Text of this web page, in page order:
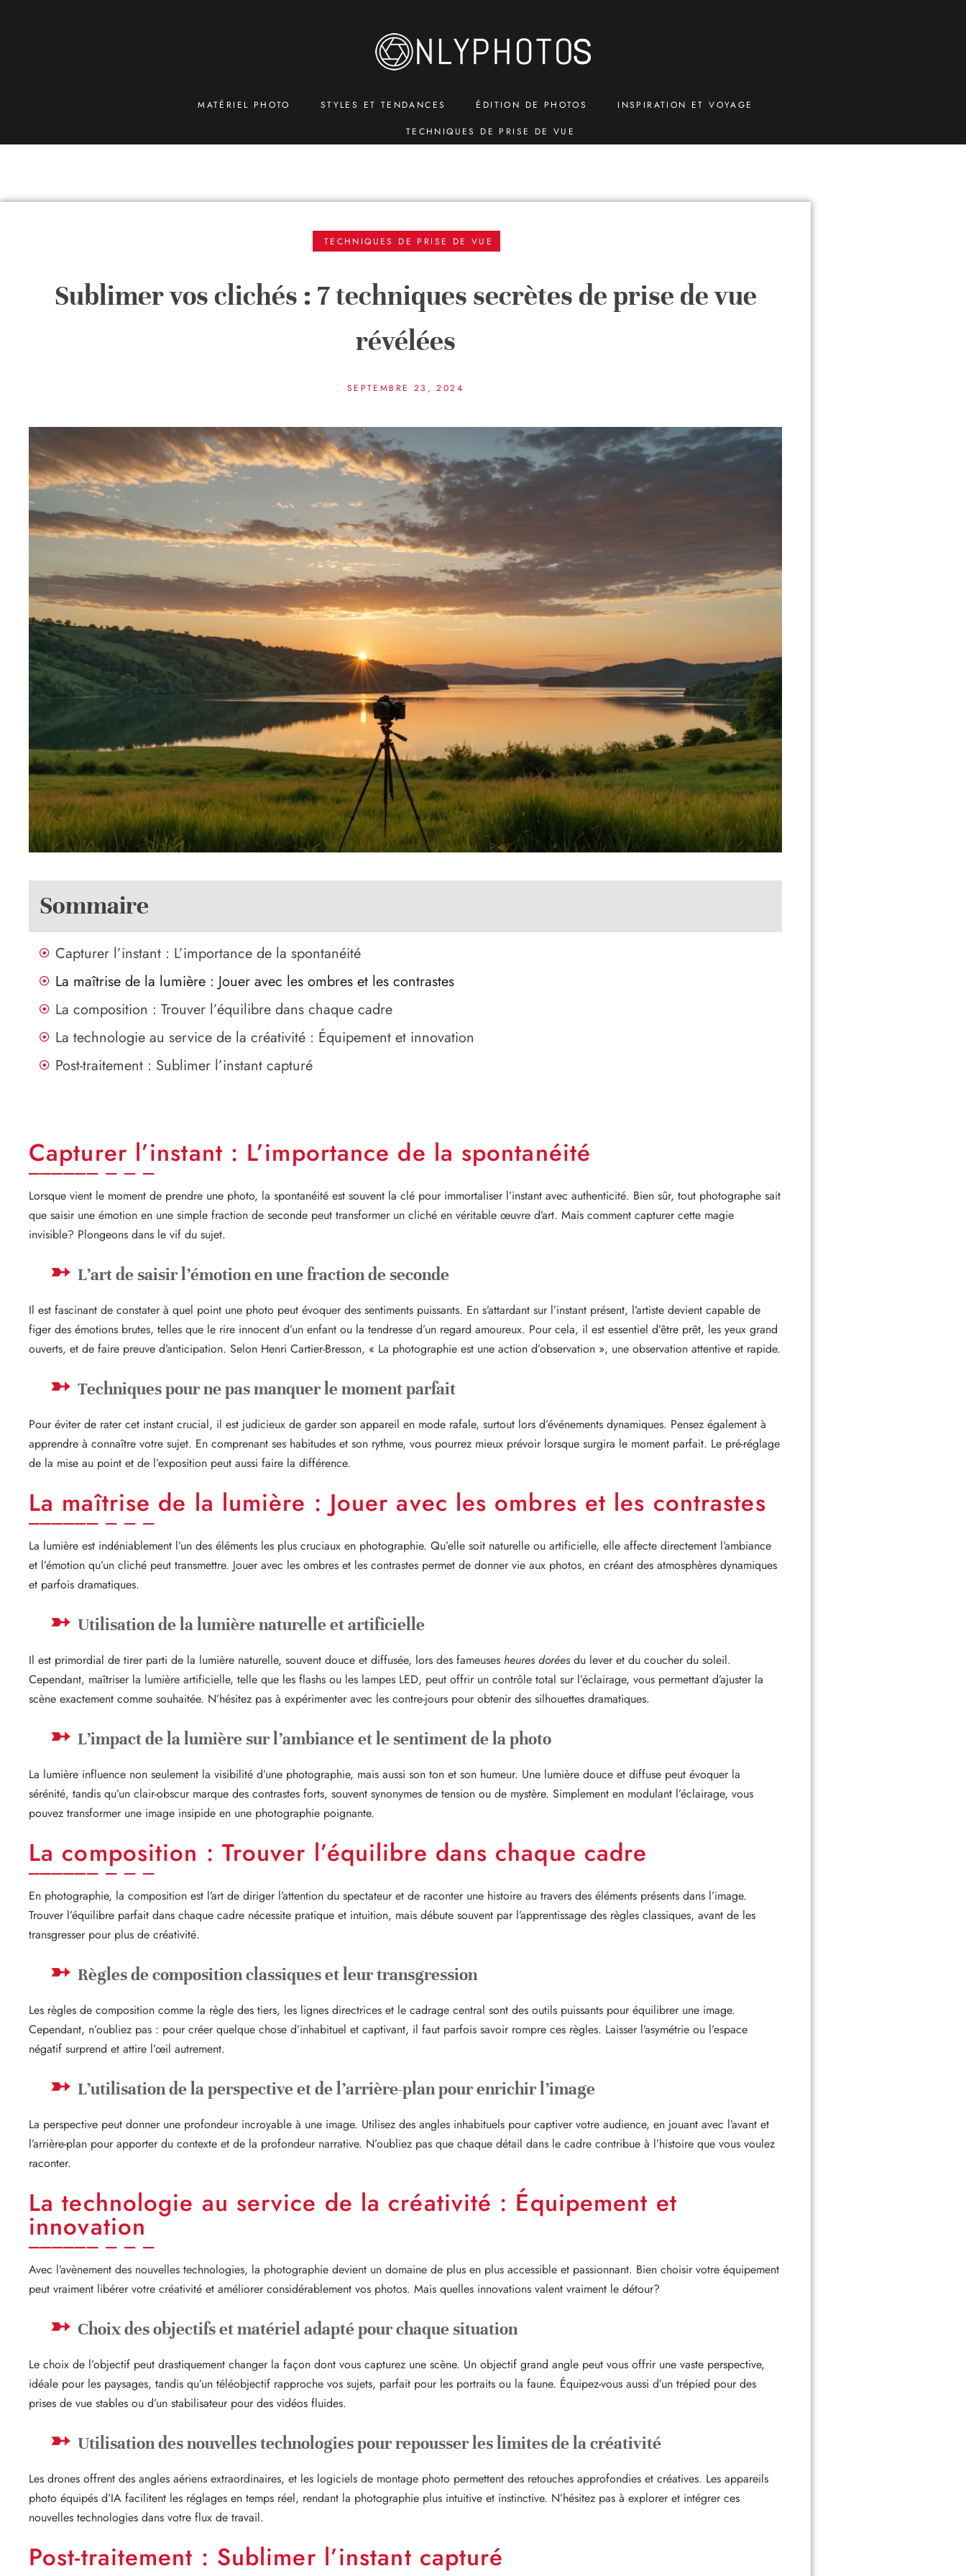
MATÉRIEL PHOTO STYLES ET TENDANCES ÉDITION DE PHOTOS INSPIRATION ET VOYAGE
TECHNIQUES DE PRISE DE VUE
TECHNIQUES DE PRISE DE VUE
Sublimer vos clichés : 7 techniques secrètes de prise de vue
révélées
SEPTEMBRE 23, 2024
Sommaire
Capturer l’instant : L’importance de la spontanéité
La maîtrise de la lumière : Jouer avec les ombres et les contrastes
La composition : Trouver l’équilibre dans chaque cadre
La technologie au service de la créativité : Équipement et innovation
Post-traitement : Sublimer l’instant capturé
Capturer l’instant : L’importance de la spontanéité
Lorsque vient le moment de prendre une photo, la spontanéité est souvent la clé pour immortaliser l’instant avec authenticité. Bien sûr, tout photographe sait
que saisir une émotion en une simple fraction de seconde peut transformer un cliché en véritable œuvre d’art. Mais comment capturer cette magie
invisible? Plongeons dans le vif du sujet.
L’art de saisir l’émotion en une fraction de seconde
Il est fascinant de constater à quel point une photo peut évoquer des sentiments puissants. En s’attardant sur l’instant présent, l’artiste devient capable de
figer des émotions brutes, telles que le rire innocent d’un enfant ou la tendresse d’un regard amoureux. Pour cela, il est essentiel d’être prêt, les yeux grand
ouverts, et de faire preuve d’anticipation. Selon Henri Cartier-Bresson, « La photographie est une action d’observation », une observation attentive et rapide.
Techniques pour ne pas manquer le moment parfait
Pour éviter de rater cet instant crucial, il est judicieux de garder son appareil en mode rafale, surtout lors d’événements dynamiques. Pensez également à
apprendre à connaître votre sujet. En comprenant ses habitudes et son rythme, vous pourrez mieux prévoir lorsque surgira le moment parfait. Le pré-réglage
de la mise au point et de l’exposition peut aussi faire la différence.
La maîtrise de la lumière : Jouer avec les ombres et les contrastes
La lumière est indéniablement l’un des éléments les plus cruciaux en photographie. Qu’elle soit naturelle ou artificielle, elle affecte directement l’ambiance
et l’émotion qu’un cliché peut transmettre. Jouer avec les ombres et les contrastes permet de donner vie aux photos, en créant des atmosphères dynamiques
et parfois dramatiques.
Utilisation de la lumière naturelle et artificielle
Il est primordial de tirer parti de la lumière naturelle, souvent douce et diffusée, lors des fameuses heures dorées du lever et du coucher du soleil.
Cependant, maîtriser la lumière artificielle, telle que les flashs ou les lampes LED, peut offrir un contrôle total sur l’éclairage, vous permettant d’ajuster la
scène exactement comme souhaitée. N’hésitez pas à expérimenter avec les contre-jours pour obtenir des silhouettes dramatiques.
L’impact de la lumière sur l’ambiance et le sentiment de la photo
La lumière influence non seulement la visibilité d’une photographie, mais aussi son ton et son humeur. Une lumière douce et diffuse peut évoquer la
sérénité, tandis qu’un clair-obscur marque des contrastes forts, souvent synonymes de tension ou de mystère. Simplement en modulant l’éclairage, vous
pouvez transformer une image insipide en une photographie poignante.
La composition : Trouver l’équilibre dans chaque cadre
En photographie, la composition est l’art de diriger l’attention du spectateur et de raconter une histoire au travers des éléments présents dans l’image.
Trouver l’équilibre parfait dans chaque cadre nécessite pratique et intuition, mais débute souvent par l’apprentissage des règles classiques, avant de les
transgresser pour plus de créativité.
Règles de composition classiques et leur transgression
Les règles de composition comme la règle des tiers, les lignes directrices et le cadrage central sont des outils puissants pour équilibrer une image.
Cependant, n’oubliez pas : pour créer quelque chose d’inhabituel et captivant, il faut parfois savoir rompre ces règles. Laisser l’asymétrie ou l’espace
négatif surprend et attire l’œil autrement.
L’utilisation de la perspective et de l’arrière-plan pour enrichir l’image
La perspective peut donner une profondeur incroyable à une image. Utilisez des angles inhabituels pour captiver votre audience, en jouant avec l’avant et
l’arrière-plan pour apporter du contexte et de la profondeur narrative. N’oubliez pas que chaque détail dans le cadre contribue à l’histoire que vous voulez
raconter.
La technologie au service de la créativité : Équipement et
innovation
Avec l’avènement des nouvelles technologies, la photographie devient un domaine de plus en plus accessible et passionnant. Bien choisir votre équipement
peut vraiment libérer votre créativité et améliorer considérablement vos photos. Mais quelles innovations valent vraiment le détour?
Choix des objectifs et matériel adapté pour chaque situation
Le choix de l’objectif peut drastiquement changer la façon dont vous capturez une scène. Un objectif grand angle peut vous offrir une vaste perspective,
idéale pour les paysages, tandis qu’un téléobjectif rapproche vos sujets, parfait pour les portraits ou la faune. Équipez-vous aussi d’un trépied pour des
prises de vue stables ou d’un stabilisateur pour des vidéos fluides.
Utilisation des nouvelles technologies pour repousser les limites de la créativité
Les drones offrent des angles aériens extraordinaires, et les logiciels de montage photo permettent des retouches approfondies et créatives. Les appareils
photo équipés d’IA facilitent les réglages en temps réel, rendant la photographie plus intuitive et instinctive. N’hésitez pas à explorer et intégrer ces
nouvelles technologies dans votre flux de travail.
Post-traitement : Sublimer l’instant capturé